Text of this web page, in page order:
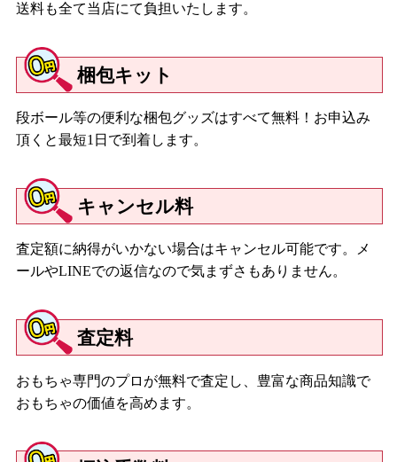
送料も全て当店にて負担いたします。
梱包キット
段ボール等の便利な梱包グッズはすべて無料！お申込み
頂くと最短1日で到着します。
キャンセル料
査定額に納得がいかない場合はキャンセル可能です。メ
ールやLINEでの返信なので気まずさもありません。
査定料
おもちゃ専門のプロが無料で査定し、豊富な商品知識で
おもちゃの価値を高めます。